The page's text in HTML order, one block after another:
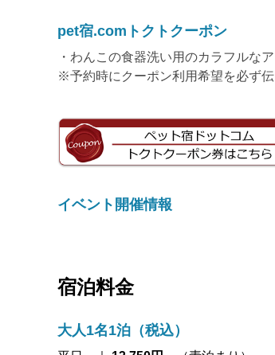
pet宿.comトクトクーポン
・わんこの食器洗い用のカラフルな
※予約時にクーポン利用希望を必ず
イベント開催情報
宿泊料金
大人1名1泊（税込）